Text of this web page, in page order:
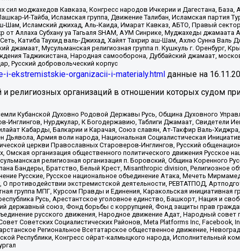
моджахедов Кавказа, Конгресс народов Ичкерии и Дагестана, База,
И-Тайба, Исламская группа, Движение Талибан, Исламская
Шам, Исламский джихад, Аль-Каида, Имарат Кавказ, АБТО, Правый
Аллаха Субхану уа Тагьаля SHAM, АУМ Синрике, Муджахеды джамаата
Катиба Таухид валь-Джихад, Хайят Тахрир аш-Шам, Ахлю Сунна Валь
джамаат, Мусульманская религиозная группа п. Кушкуль г. Оренбург,
Таджикистана, Народная самооборона, Дуббайский джамаат,
Русский добровольческий корпус
i-ekstremistskie-organizacii-i-materialy.html данные на
религиозных организаций в отношении которых судом
Кубанской Духовно Родовой Державы Русь, Община Духовного
Инглингов, Нурджулар, К Богодержавию, Таблиги Джамаат, Свидетели
Кабарды, Балкарии и Карачая, Союз славян, Ат-Такфир Валь-Хиджра,
Армия воли народа, Национальная Социалистическая
церкви Православных Староверов-Инглингов, Русский
Омская организация общественного политического движения Русское
религиозная организация п. Боровский, Община Коренного
Бандеры, Братство, Белый Крест, Misanthropic division, Религиозное
Русские, Русское национальное объединение Атака, Мечеть
противодействии экстремистской деятельности, РЕВТАТПОД,
группа МПГ, Курсом Правды и Единения, Каракольская инициативная
Русь, Арестантское уголовное единство, Башкорт, Нация и
державный союз, Фонд борьбы с коррупцией, Фонд защиты прав
русского движения, Народное движение Адат, Народный
Советских Социалистических Районов, Meta Platforms Inc,
Региональное Всетатарское общественное движение,
Республики, Конгресс ойрат-калмыцкого народа, Исполнительный